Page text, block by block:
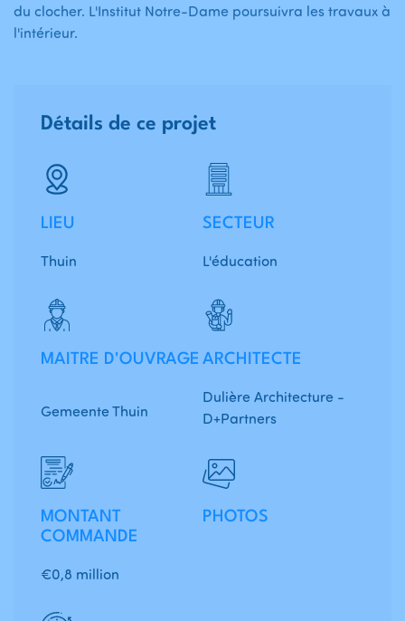
du clocher. L'Institut Notre-Dame poursuivra les travaux à
l'intérieur.
LIEU
Thuin
SECTEUR
L'éducation
MAITRE D'OUVRAGE
Gemeente Thuin
ARCHITECTE
Dulière Architecture -
D+Partners
MONTANT
COMMANDE
€0,8 million
PHOTOS
Détails de ce projet